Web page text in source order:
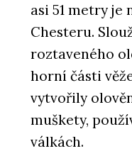
asi 51 metry je
Chesteru.
roztaveného
horní části
vytvořily
muškety,
válkách.